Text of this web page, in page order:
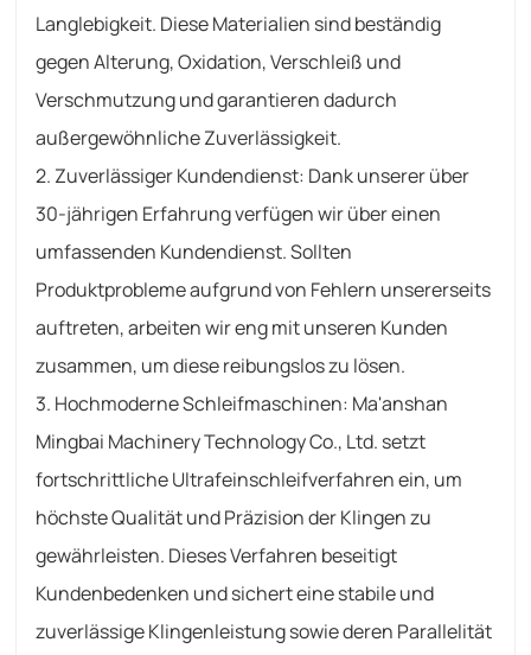
Langlebigkeit. Diese Materialien sind beständig
gegen Alterung, Oxidation, Verschleiß und
Verschmutzung und garantieren dadurch
außergewöhnliche Zuverlässigkeit.
2. Zuverlässiger Kundendienst: Dank unserer über
30-jährigen Erfahrung verfügen wir über einen
umfassenden Kundendienst. Sollten
Produktprobleme aufgrund von Fehlern unsererseits
auftreten, arbeiten wir eng mit unseren Kunden
zusammen, um diese reibungslos zu lösen.
3. Hochmoderne Schleifmaschinen: Ma'anshan
Mingbai Machinery Technology Co., Ltd. setzt
fortschrittliche Ultrafeinschleifverfahren ein, um
höchste Qualität und Präzision der Klingen zu
gewährleisten. Dieses Verfahren beseitigt
Kundenbedenken und sichert eine stabile und
zuverlässige Klingenleistung sowie deren Parallelität